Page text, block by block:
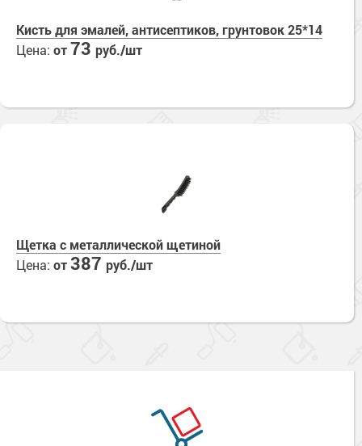
Кисть для эмалей, антисептиков, грунтовок 25*14
Цена: от73 руб./шт
Щетка с металлической щетиной
Цена: от387 руб./шт